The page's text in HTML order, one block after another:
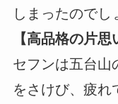
しまったのでし
【高品格の片
セフンは五台山
をさけび、疲れ